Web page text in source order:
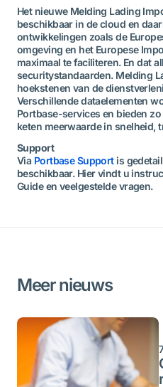
Het nieuwe Melding Lading
beschikbaar in de cloud en
ontwikkelingen zoals de
omgeving en het Europese
maximaal te faciliteren. En dat
securitystandaarden. Melding
hoekstenen van de
Verschillende dataelementen
Portbase-services en bieden
keten meerwaarde in snelheid,
Support
Via Portbase Supportis
beschikbaar. Hier vindt u
Guide en veelgestelde vragen.
Meer nieuws